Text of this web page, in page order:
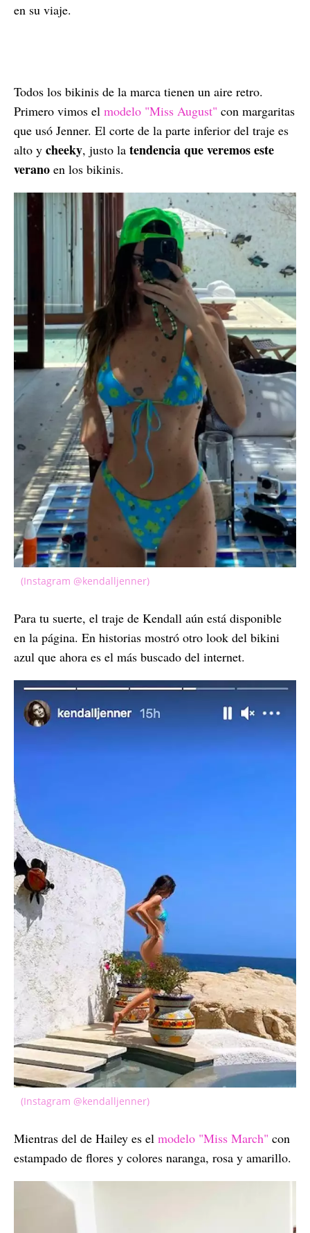
en su viaje.
Todos los bikinis de la marca tienen un aire retro.
Primero vimos el modelo "Miss August" con margaritas
que usó Jenner. El corte de la parte inferior del traje es
alto y cheeky, justo la tendencia que veremos este
verano en los bikinis.
(Instagram @kendalljenner)
Para tu suerte, el traje de Kendall aún está disponible
en la página. En historias mostró otro look del bikini
azul que ahora es el más buscado del internet.
(Instagram @kendalljenner)
Mientras del de Hailey es el modelo "Miss March" con
estampado de flores y colores naranga, rosa y amarillo.